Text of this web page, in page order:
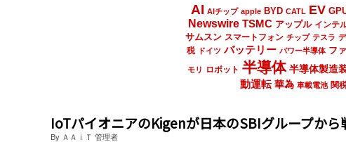
AI AIチップ apple BYD CATL EV
Newswire TSMC アップル インテ
サムスン スマートフォン チップ テスラ
税
ドイツ バッテリー パワー半導体 フ
モリ ロボット 半導体 半導体製造
動運転 華為 車載電池 関
IoTパイオニアのKigenが日本のSBIグループか
By ＡＡｉＴ 管理者